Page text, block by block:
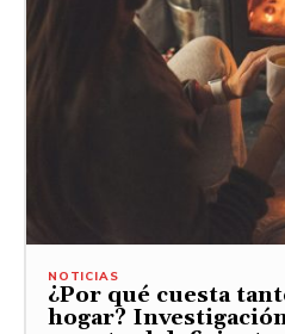
NOTICIAS
¿Por qué cuesta
hogar?